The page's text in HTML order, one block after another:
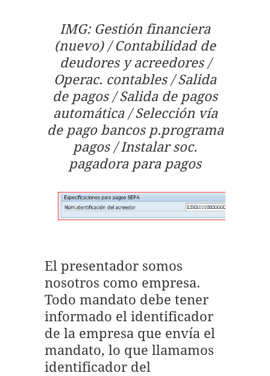
IMG: Gestión financiera
(nuevo) / Contabilidad de
deudores y acreedores /
Operac. contables / Salida
de pagos / Salida de pagos
automática / Selección vía
de pago bancos p.programa
pagos / Instalar soc.
pagadora para pagos
El presentador somos
nosotros como empresa.
Todo mandato debe tener
informado el identificador
de la empresa que envía el
mandato, lo que llamamos
identificador del